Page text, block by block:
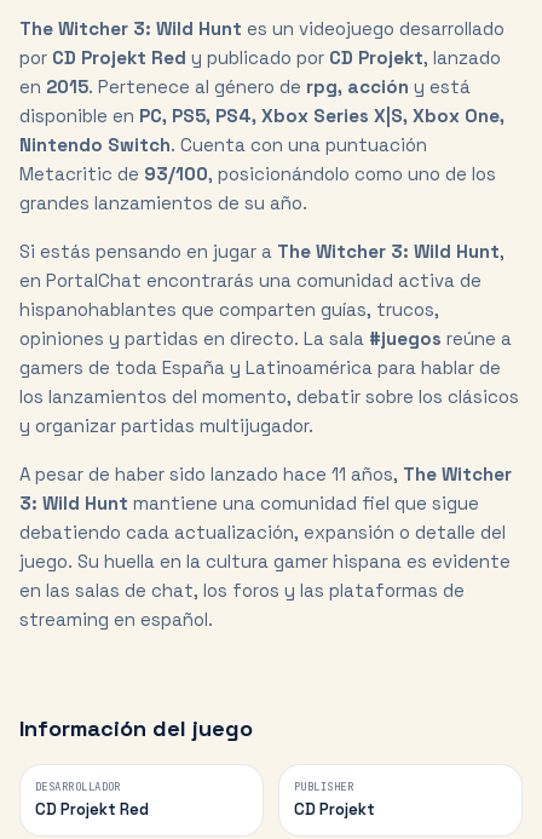
The Witcher 3: Wild Hunt es un videojuego desarrollado
por CD Projekt Red y publicado por CD Projekt, lanzado
en 2015. Pertenece al género de rpg, acción y está
disponible en PC, PS5, PS4, Xbox Series X|S, Xbox One,
Nintendo Switch. Cuenta con una puntuación
Metacritic de 93/100, posicionándolo como uno de los
grandes lanzamientos de su año.
Si estás pensando en jugar a The Witcher 3: Wild Hunt,
en PortalChat encontrarás una comunidad activa de
hispanohablantes que comparten guías, trucos,
opiniones y partidas en directo. La sala #juegos reúne a
gamers de toda España y Latinoamérica para hablar de
los lanzamientos del momento, debatir sobre los clásicos
y organizar partidas multijugador.
A pesar de haber sido lanzado hace 11 años, The Witcher
3: Wild Hunt mantiene una comunidad fiel que sigue
debatiendo cada actualización, expansión o detalle del
juego. Su huella en la cultura gamer hispana es evidente
en las salas de chat, los foros y las plataformas de
streaming en español.
Información del juego
DESARROLLADOR
CD Projekt Red
PUBLISHER
CD Projekt